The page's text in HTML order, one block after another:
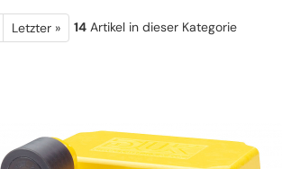
Letzter » 14 Artikel in dieser Kategorie